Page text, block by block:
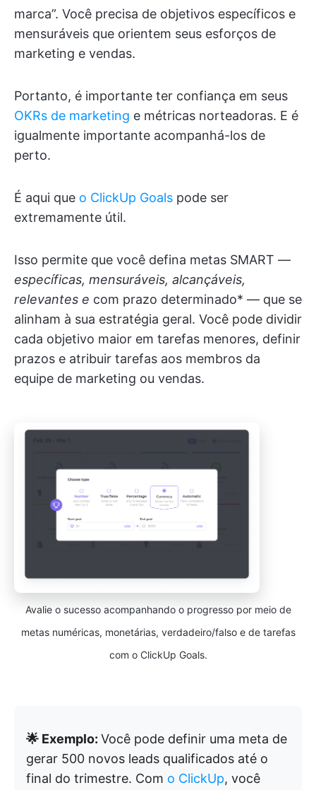
marca”. Você precisa de objetivos específicos e
mensuráveis que orientem seus esforços de
marketing e vendas.
Portanto, é importante ter confiança em seus
OKRs de marketing e métricas norteadoras. E é
igualmente importante acompanhá-los de
perto.
É aqui que o ClickUp Goals pode ser
extremamente útil.
Isso permite que você defina metas SMART —
específicas, mensuráveis, alcançáveis,
relevantes e com prazo determinado* — que se
alinham à sua estratégia geral. Você pode dividir
cada objetivo maior em tarefas menores, definir
prazos e atribuir tarefas aos membros da
equipe de marketing ou vendas.
Avalie o sucesso acompanhando o progresso por meio de
metas numéricas, monetárias, verdadeiro/falso e de tarefas
com o ClickUp Goals.
🌟 Exemplo: Você pode definir uma meta de
gerar 500 novos leads qualificados até o
final do trimestre. Com o ClickUp, você